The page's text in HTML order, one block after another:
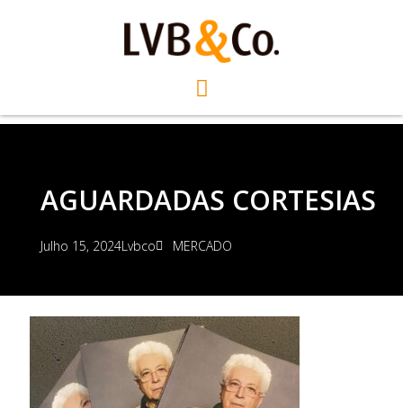
AGUARDADAS CORTESIAS
Julho 15, 2024Lvbco MERCADO